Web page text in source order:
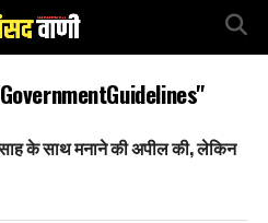
के साथ मनाने की अपील की, लेकिन